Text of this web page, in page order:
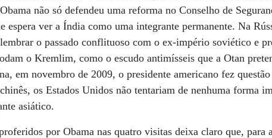
não só defendeu uma reforma no Conselho de
espera ver a Índia como uma integrante permanente. Na
o passado conflituoso com o ex-império soviético e
o Kremlim, como o escudo antimísseis que a Otan
em novembro de 2009, o presidente americano fez
os Estados Unidos não tentariam de nenhuma forma
asiático.
por Obama nas quatro visitas deixa claro que, para